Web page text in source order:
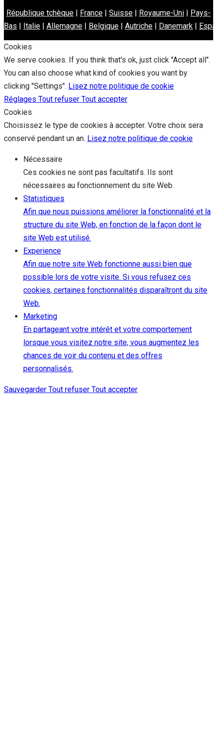
République tchèque France Suisse Royaume-Uni
Pays-
Bas
Italie Allemagne Belgique Autriche Danemark
Cookies
We serve cookies. If you think that's ok, just click "Accept all".
You can also choose what kind of cookies you want by
clicking "Settings". Lisez notre politique de cookie
Réglages Tout refuser Tout accepter
Cookies
Choisissez le type de cookies à accepter. Votre choix sera
conservé pendant un an. Lisez notre politique de cookie
Nécessaire
Ces cookies ne sont pas facultatifs. Ils sont
nécessaires au fonctionnement du site Web.
Statistiques
Afin que nous puissions améliorer la fonctionnalité et la
structure du site Web, en fonction de la façon dont le
site Web est utilisé.
Experience
Afin que notre site Web fonctionne aussi bien que
possible lors de votre visite. Si vous refusez ces
cookies, certaines fonctionnalités disparaîtront du site
Web.
Marketing
En partageant votre intérêt et votre comportement
lorsque vous visitez notre site, vous augmentez les
chances de voir du contenu et des offres
personnalisés.
Sauvegarder Tout refuser Tout accepter